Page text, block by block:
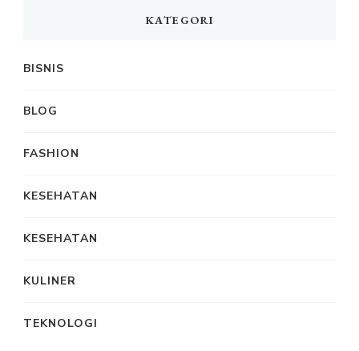
KATEGORI
BISNIS
BLOG
FASHION
KESEHATAN
KESEHATAN
KULINER
TEKNOLOGI